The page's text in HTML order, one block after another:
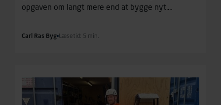
opgaven om langt mere end at bygge nyt.
og sikkerhedskrav.
Carl Ras Byg Læsetid: 5 min.